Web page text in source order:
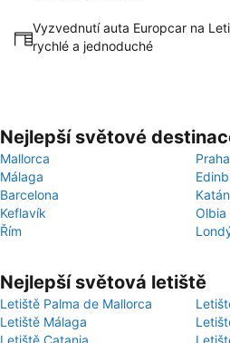
Vyzvednutí auta Europcar na
rychlé a jednoduché
Nejlepší světové
Mallorca
Praha
Málaga
Barcelona
Keflavík
Olbia
Řím
Nejlepší světová letiště
Letiště Palma de Mallorca
Letiště Málaga
Letiště Catania